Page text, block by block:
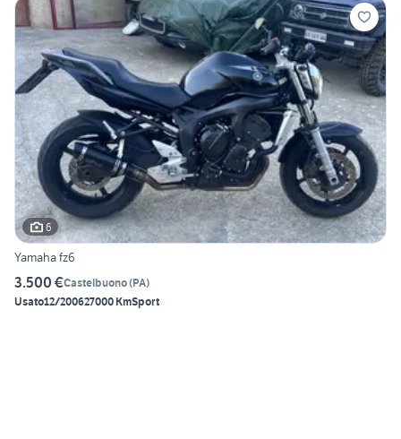
6
Yamaha fz6
3.500 €Castelbuono(PA)
Usato12/200627000 KmSport